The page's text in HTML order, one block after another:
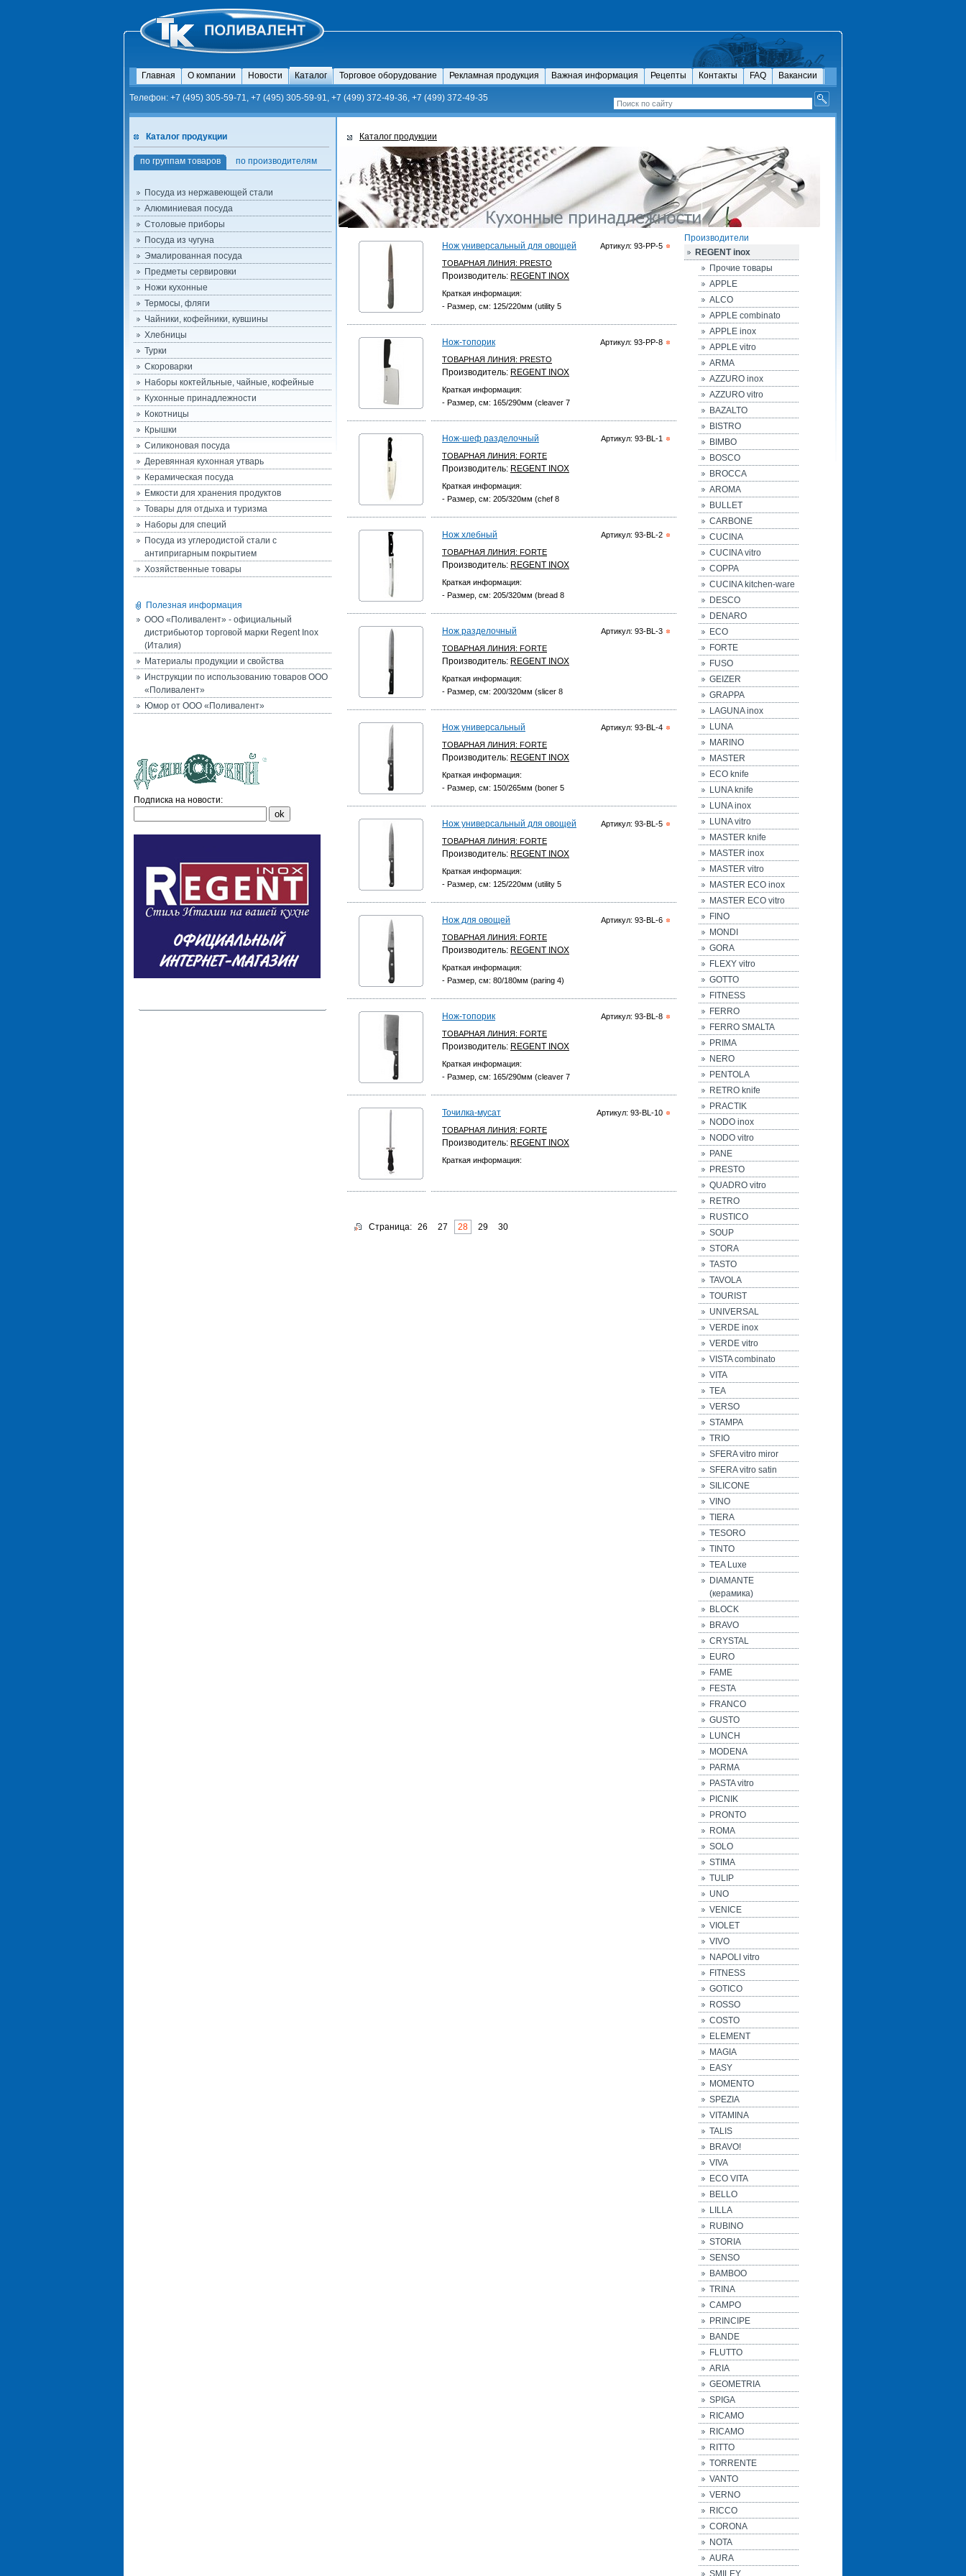
Главная О компании Новости Каталог Торговое оборудование Рекламная продукция Важная информация Рецепты Контакты FAQ Вакансии
Телефон: +7 (495) 305-59-71, +7 (495) 305-59-91, +7 (499) 372-49-36, +7 (499) 372-49-35
Каталог продукции
по группам товаров по производителям
Посуда из нержавеющей стали
Алюминиевая посуда
Столовые приборы
Посуда из чугуна
Эмалированная посуда
Предметы сервировки
Ножи кухонные
Термосы, фляги
Чайники, кофейники, кувшины
Хлебницы
Турки
Скороварки
Наборы коктейльные, чайные, кофейные
Кухонные принадлежности
Кокотницы
Крышки
Силиконовая посуда
Деревянная кухонная утварь
Керамическая посуда
Емкости для хранения продуктов
Товары для отдыха и туризма
Наборы для специй
Посуда из углеродистой стали с
антипригарным покрытием
Хозяйственные товары
Полезная информация
ООО «Поливалент» - официальный
дистрибьютор торговой марки Regent Inox
(Италия)
Материалы продукции и свойства
Инструкции по использованию товаров ООО
«Поливалент»
Юмор от ООО «Поливалент»
Подписка на новости:
Каталог продукции
Артикул: 93-PP-5
Нож универсальный для овощей
ТОВАРНАЯ ЛИНИЯ: PRESTO
Производитель: REGENT INOX
Краткая информация:
- Размер, см: 125/220мм (utility 5
Артикул: 93-PP-8
Нож-топорик
ТОВАРНАЯ ЛИНИЯ: PRESTO
Производитель: REGENT INOX
Краткая информация:
- Размер, см: 165/290мм (cleaver 7
Артикул: 93-BL-1
Нож-шеф разделочный
ТОВАРНАЯ ЛИНИЯ: FORTE
Производитель: REGENT INOX
Краткая информация:
- Размер, см: 205/320мм (chef 8
Артикул: 93-BL-2
Нож хлебный
ТОВАРНАЯ ЛИНИЯ: FORTE
Производитель: REGENT INOX
Краткая информация:
- Размер, см: 205/320мм (bread 8
Артикул: 93-BL-3
Нож разделочный
ТОВАРНАЯ ЛИНИЯ: FORTE
Производитель: REGENT INOX
Краткая информация:
- Размер, см: 200/320мм (slicer 8
Артикул: 93-BL-4
Нож универсальный
ТОВАРНАЯ ЛИНИЯ: FORTE
Производитель: REGENT INOX
Краткая информация:
- Размер, см: 150/265мм (boner 5
Артикул: 93-BL-5
Нож универсальный для овощей
ТОВАРНАЯ ЛИНИЯ: FORTE
Производитель: REGENT INOX
Краткая информация:
- Размер, см: 125/220мм (utility 5
Артикул: 93-BL-6
Нож для овощей
ТОВАРНАЯ ЛИНИЯ: FORTE
Производитель: REGENT INOX
Краткая информация:
- Размер, см: 80/180мм (paring 4)
Артикул: 93-BL-8
Нож-топорик
ТОВАРНАЯ ЛИНИЯ: FORTE
Производитель: REGENT INOX
Краткая информация:
- Размер, см: 165/290мм (cleaver 7
Артикул: 93-BL-10
Точилка-мусат
ТОВАРНАЯ ЛИНИЯ: FORTE
Производитель: REGENT INOX
Краткая информация:
Страница: 26 27 28 29 30
Производители
REGENT inox
Прочие товары
APPLE
ALCO
APPLE combinato
APPLE inox
APPLE vitro
ARMA
AZZURO inox
AZZURO vitro
BAZALTO
BISTRO
BIMBO
BOSCO
BROCCA
AROMA
BULLET
CARBONE
CUCINA
CUCINA vitro
COPPA
CUCINA kitchen-ware
DESCO
DENARO
ECO
FORTE
FUSO
GEIZER
GRAPPA
LAGUNA inox
LUNA
MARINO
MASTER
ECO knife
LUNA knife
LUNA inox
LUNA vitro
MASTER knife
MASTER inox
MASTER vitro
MASTER ECO inox
MASTER ECO vitro
FINO
MONDI
GORA
FLEXY vitro
GOTTO
FITNESS
FERRO
FERRO SMALTA
PRIMA
NERO
PENTOLA
RETRO knife
PRACTIK
NODO inox
NODO vitro
PANE
PRESTO
QUADRO vitro
RETRO
RUSTICO
SOUP
STORA
TASTO
TAVOLA
TOURIST
UNIVERSAL
VERDE inox
VERDE vitro
VISTA combinato
VITA
TEA
VERSO
STAMPA
TRIO
SFERA vitro miror
SFERA vitro satin
SILICONE
VINO
TIERA
TESORO
TINTO
TEA Luxe
DIAMANTE
(керамика)
BLOCK
BRAVO
CRYSTAL
EURO
FAME
FESTA
FRANCO
GUSTO
LUNCH
MODENA
PARMA
PASTA vitro
PICNIK
PRONTO
ROMA
SOLO
STIMA
TULIP
UNO
VENICE
VIOLET
VIVO
NAPOLI vitro
FITNESS
GOTICO
ROSSO
COSTO
ELEMENT
MAGIA
EASY
MOMENTO
SPEZIA
VITAMINA
TALIS
BRAVO!
VIVA
ECO VITA
BELLO
LILLA
RUBINO
STORIA
SENSO
BAMBOO
TRINA
CAMPO
PRINCIPE
BANDE
FLUTTO
ARIA
GEOMETRIA
SPIGA
RICAMO
RICAMO
RITTO
TORRENTE
VANTO
VERNO
RICCO
CORONA
NOTA
AURA
SMILEY